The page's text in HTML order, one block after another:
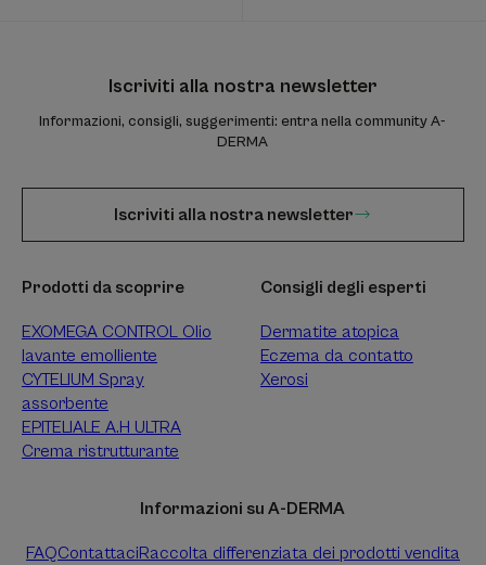
Iscriviti alla nostra newsletter
Informazioni, consigli, suggerimenti: entra nella community A-
DERMA
Iscriviti alla nostra newsletter
Prodotti da scoprire
EXOMEGA CONTROL Olio
lavante emolliente
CYTELIUM Spray
assorbente
EPITELIALE A.H ULTRA
Crema ristrutturante
Consigli degli esperti
Dermatite atopica
Eczema da contatto
Xerosi
Informazioni su A-DERMA
FAQContattaciRaccolta differenziata dei prodotti vendita